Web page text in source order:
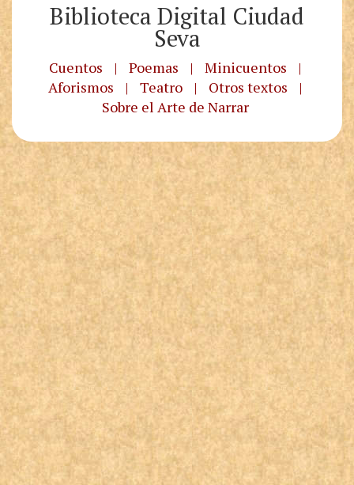
Biblioteca Digital Ciudad
Seva
Cuentos | Poemas | Minicuentos
|
Aforismos
| Teatro | Otros textos
|
Sobre el Arte de Narrar